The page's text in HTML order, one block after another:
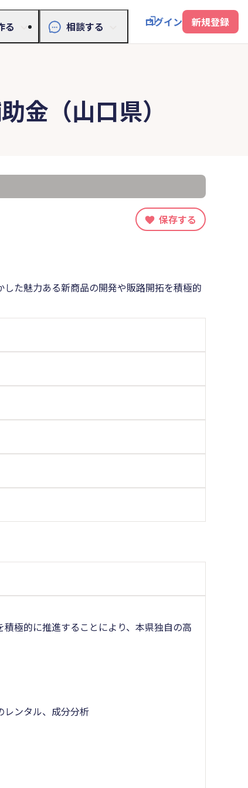
る 相談する ログイン 新規登録
金（山口県）
保存する
た魅力ある新商品の開発や販路開拓を積極的
極的に推進することにより、本県独自の高
ンタル、成分分析